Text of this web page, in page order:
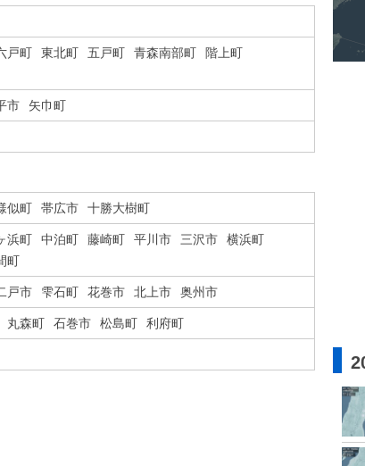
戸町 東北町 五戸町 青森南部町
階上町
市 矢巾町
似町 帯広市 十勝大樹町
浜町 中泊町 藤崎町 平川市 三沢市
横浜町
町
戸市 雫石町 花巻市 北上市 奥州市
丸森町 石巻市 松島町 利府町